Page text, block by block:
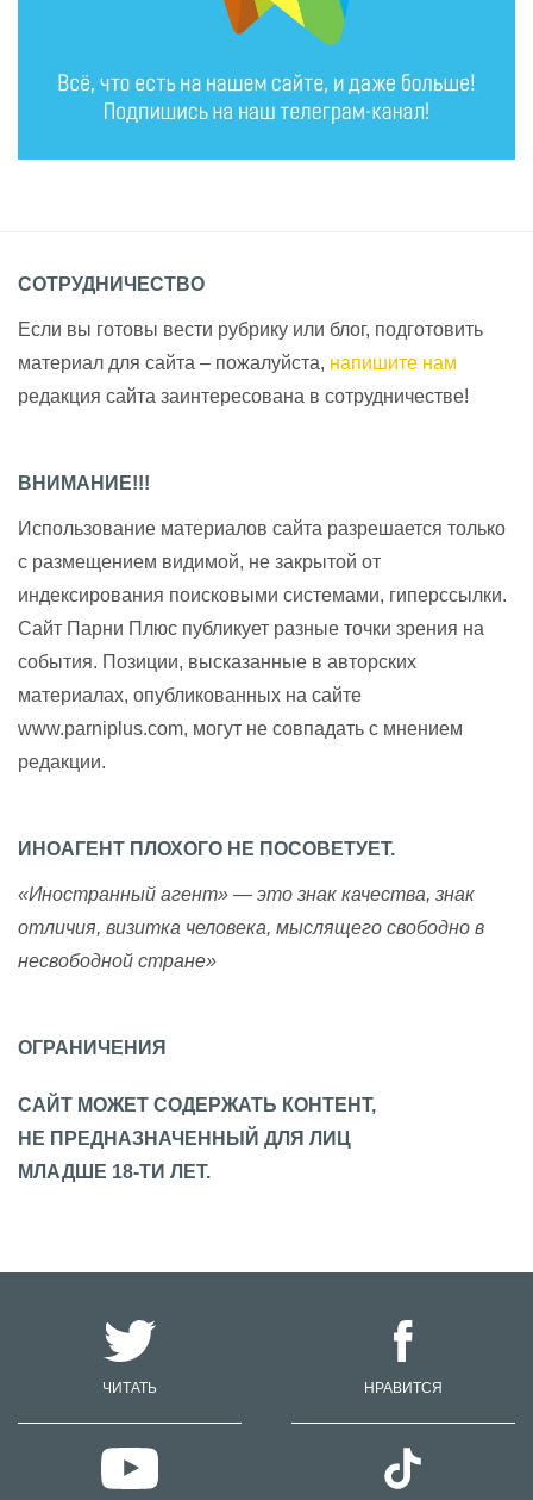
СОТРУДНИЧЕСТВО
Если вы готовы вести рубрику или блог, подготовить
материал для сайта – пожалуйста, напишите нам
редакция сайта заинтересована в сотрудничестве!
ВНИМАНИЕ!!!
Использование материалов сайта разрешается только
с размещением видимой, не закрытой от
индексирования поисковыми системами, гиперссылки.
Сайт Парни Плюс публикует разные точки зрения на
события. Позиции, высказанные в авторских
материалах, опубликованных на сайте
www.parniplus.com, могут не совпадать с мнением
редакции.
ИНОАГЕНТ ПЛОХОГО НЕ ПОСОВЕТУЕТ.
«Иностранный агент» — это знак качества, знак
отличия, визитка человека, мыслящего свободно в
несвободной стране»
ОГРАНИЧЕНИЯ
САЙТ МОЖЕТ СОДЕРЖАТЬ КОНТЕНТ,
НЕ ПРЕДНАЗНАЧЕННЫЙ ДЛЯ ЛИЦ
МЛАДШЕ 18-ТИ ЛЕТ.
ЧИТАТЬ НРАВИТСЯ